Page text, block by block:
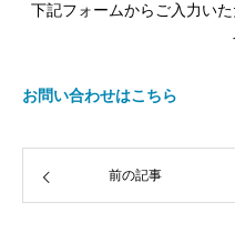
下記フォームからご入力い
お問い合わせはこちら
前の記事